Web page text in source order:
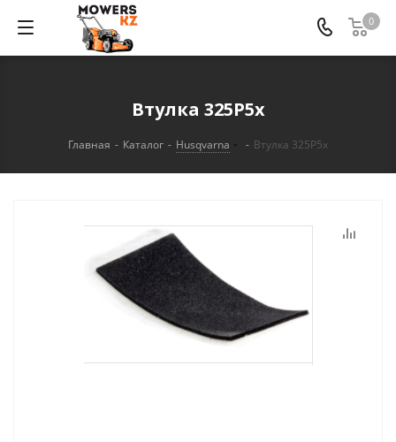
0
Втулка 325P5x
Главная - Каталог - Husqvarna - Втулка 325P5x